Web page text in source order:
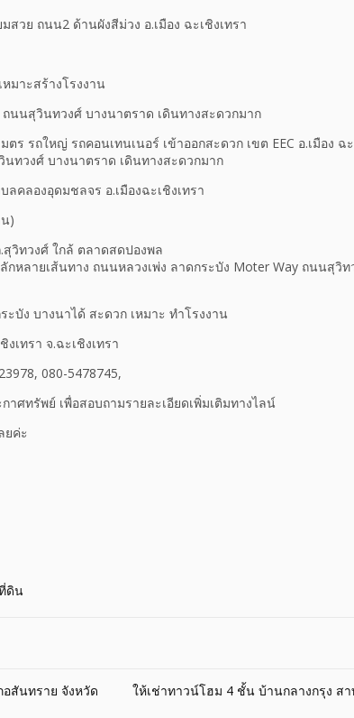
วย ถนน2 ด้านผังสีม่วง อ.เมือง ฉะเชิงเทรา
หมาะสร้างโรงงาน
นนสุวินทวงศ์ บางนาตราด เดินทางสะดวกมาก
ร รถใหญ่ รถคอนเทนเนอร์ เข้าออกสะดวก เขต EEC อ.เมือง ฉ
ทวงศ์ บางนาตราด เดินทางสะดวกมาก
คลองอุดมชลจร อ.เมืองฉะเชิงเทรา
)
สุวิทวงศ์ ใกล้ ตลาดสดปองพล
กหลายเส้นทาง ถนนหลวงเพ่ง ลาดกระบัง Moter Way ถนนสุวิ
บัง บางนาได้ สะดวก เหมาะ ทำโรงงาน
เทรา จ.ฉะเชิงเทรา
080-5478745,
ศทรัพย์ เพื่อสอบถามรายละเอียดเพิ่มเติมทางไลน์
ยค่ะ
ดิน
สันทราย จังหวัด
ให้เช่าทาวน์โฮม 4 ชั้น บ้านกลางกรุง ส